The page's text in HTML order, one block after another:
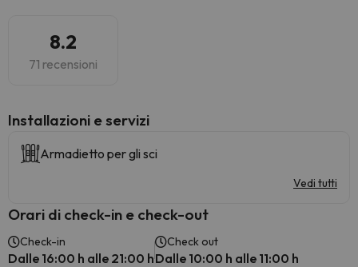
8.2
71 recensioni
Installazioni e servizi
Armadietto per gli sci
Vedi tutti
Orari di check-in e check-out
Check-in
Dalle 16:00 h alle 21:00 h
Check out
Dalle 10:00 h alle 11:00 h